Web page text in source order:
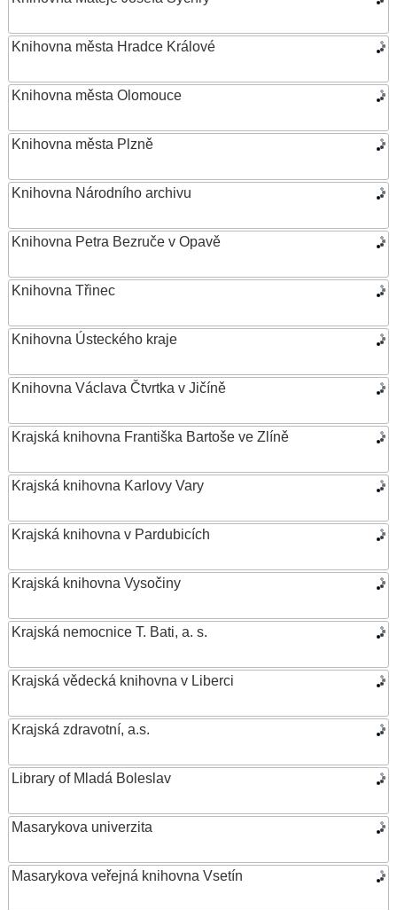
Knihovna města Hradce Králové
Knihovna města Olomouce
Knihovna města Plzně
Knihovna Národního archivu
Knihovna Petra Bezruče v Opavě
Knihovna Třinec
Knihovna Ústeckého kraje
Knihovna Václava Čtvrtka v Jičíně
Krajská knihovna Františka Bartoše ve Zlíně
Krajská knihovna Karlovy Vary
Krajská knihovna v Pardubicích
Krajská knihovna Vysočiny
Krajská nemocnice T. Bati, a. s.
Krajská vědecká knihovna v Liberci
Krajská zdravotní, a.s.
Library of Mladá Boleslav
Masarykova univerzita
Masarykova veřejná knihovna Vsetín